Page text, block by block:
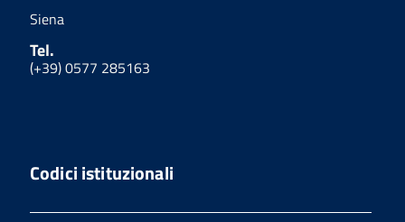
Siena
Tel.
(+39) 0577 285163
Codici istituzionali